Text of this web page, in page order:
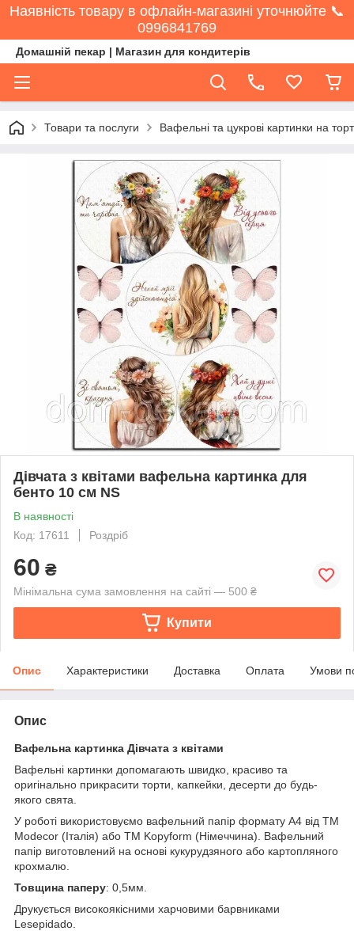
Наявність товару в офлайн-магазині уточнюйте 📞
0996841769
Домашній пекар | Магазин для кондитерів
Товари та послуги Вафельні та цукрові картинки на торт
Дівчата з квітами вафельна картинка для
бенто 10 см NS
В наявності
Код: 17611
Роздріб
60 ₴
Мінімальна сума замовлення на сайті — 500 ₴
Купити
Опис Характеристики Доставка Оплата Умови
Опис
Вафельна картинка Дівчата з квітами
Вафельні картинки допомагають швидко, красиво та
оригінально прикрасити торти, капкейки, десерти до будь-
якого свята.
У роботі використовуємо вафельний папір формату А4 від TM
Modecor (Італія) або ТМ Kopyform (Німеччина). Вафельний
папір виготовлений на основі кукурудзяного або картопляного
крохмалю.
Товщина паперу: 0,5мм.
Друкується високоякісними харчовими барвниками
Lesepidado.